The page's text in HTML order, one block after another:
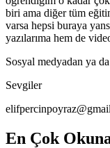
biri ama diğer tüm
varsa hepsi buraya
yazılarıma hem de
Sosyal medyadan ya
Sevgiler
En Çok